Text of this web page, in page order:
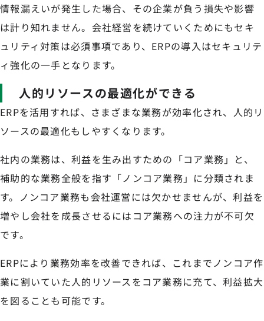
情報漏えいが発生した場合、その企業が負う損失や影響
は計り知れません。会社経営を続けていくためにもセキ
ュリティ対策は必須事項であり、ERPの導入はセキュリテ
ィ強化の一手となります。
人的リソースの最適化ができる
ERPを活用すれば、さまざまな業務が効率化され、人的リ
ソースの最適化もしやすくなります。
社内の業務は、利益を生み出すための「コア業務」と、
補助的な業務全般を指す「ノンコア業務」に分類されま
す。ノンコア業務も会社運営には欠かせませんが、利益を
増やし会社を成長させるにはコア業務への注力が不可欠
です。
ERPにより業務効率を改善できれば、これまでノンコア作
業に割いていた人的リソースをコア業務に充て、利益拡大
を図ることも可能です。